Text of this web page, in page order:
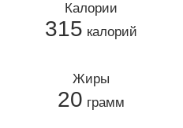
Калории
315 калорий
Жиры
20 грамм